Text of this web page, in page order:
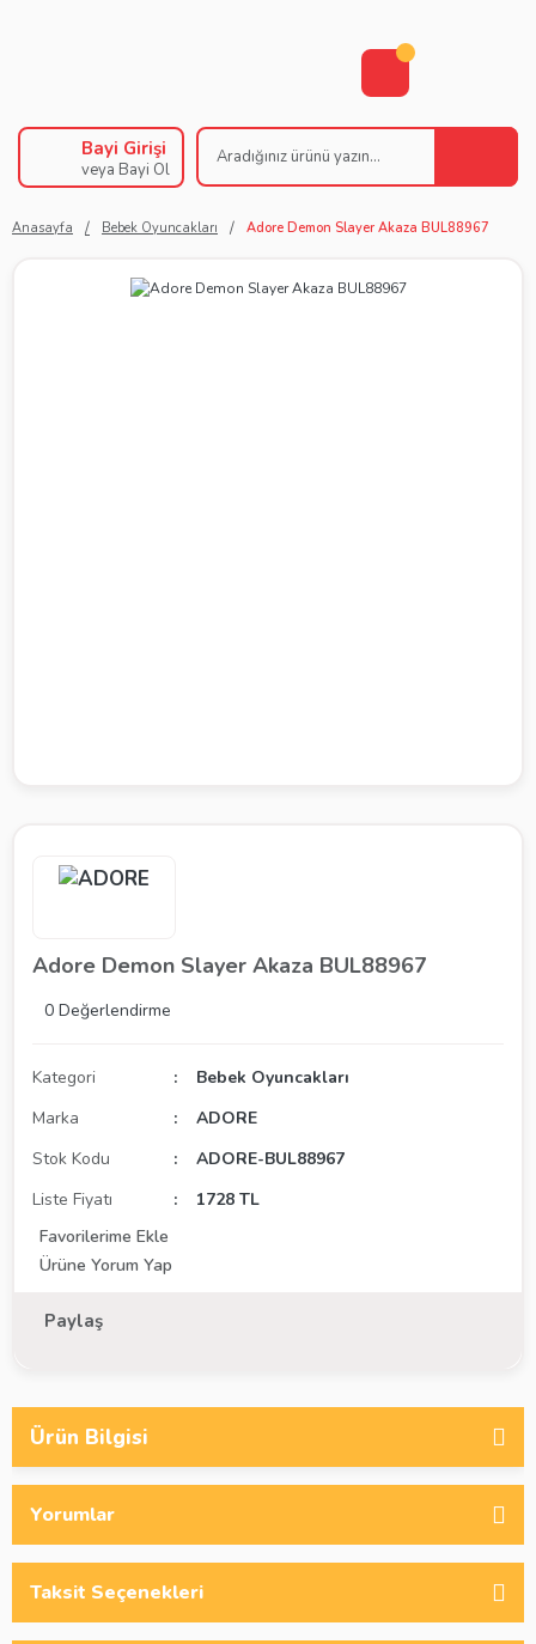
Bayi Girişi
veya Bayi Ol
Anasayfa Bebek Oyuncakları Adore Demon Slayer Akaza BUL88967
Adore Demon Slayer Akaza BUL88967
0 Değerlendirme
Kategori
Bebek Oyuncakları
Marka
ADORE
Stok Kodu
ADORE-BUL88967
Liste Fiyatı
1728 TL
Ürüne Yorum Yap
Paylaş
Ürün Bilgisi
Yorumlar
Taksit Seçenekleri